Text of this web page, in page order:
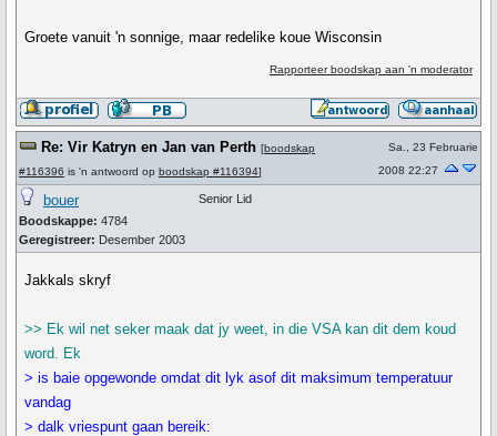
Groete vanuit 'n sonnige, maar redelike koue Wisconsin
Rapporteer boodskap aan 'n moderator
Re: Vir Katryn en Jan van Perth [boodskap
#116396 is 'n antwoord op boodskap #116394]
Sa., 23 Februarie
2008 22:27
bouer
Boodskappe: 4784
Geregistreer: Desember 2003
Senior Lid
Jakkals skryf
>> Ek wil net seker maak dat jy weet, in die VSA kan dit dem koud
word. Ek
> is baie opgewonde omdat dit lyk asof dit maksimum temperatuur
vandag
> dalk vriespunt gaan bereik: